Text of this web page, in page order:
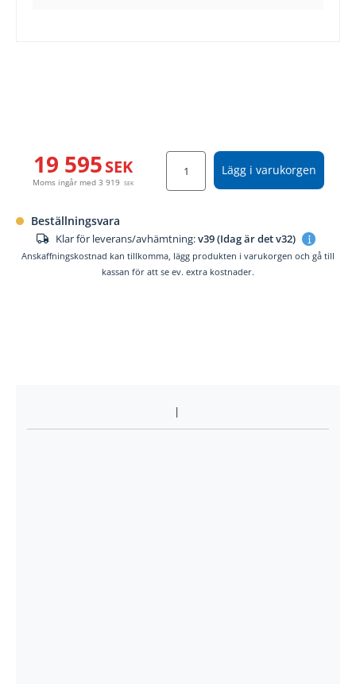
Lägg i varukorgen
19 595SEK
Moms ingår med3 919 SEK
Beställningsvara
Klar för leverans/avhämtning:v39 (Idag är det v32)
Anskaffningskostnad kan tillkomma, lägg produkten i varukorgen och gå till
kassan för att se ev. extra kostnader.